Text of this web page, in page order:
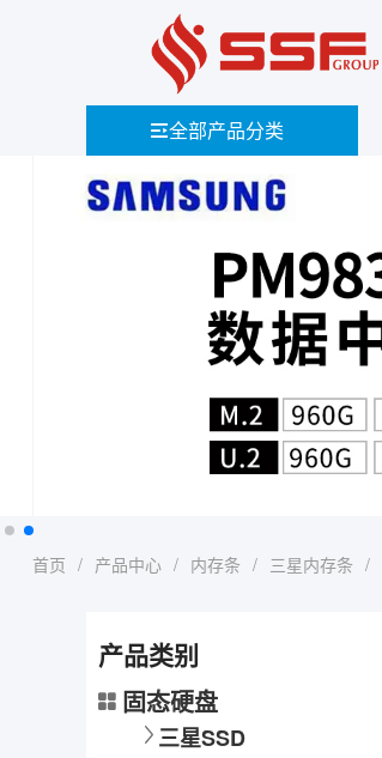
全部产品分类
首页 / 产品中心 / 内存条 / 三星内存条 /
产品类别
固态硬盘
三星SSD